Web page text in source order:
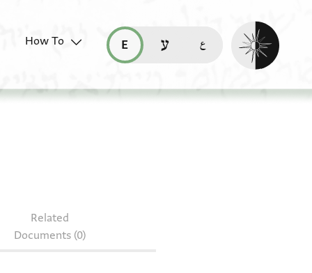
How To
read this page in English (en)
קריאת העמוד ב-עברית (he)
Enable dark
Related
Documents (0)